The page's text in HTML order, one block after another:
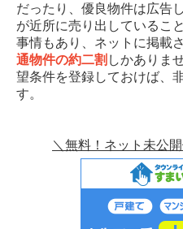
だったり、優良物件は広告
が近所に売り出しているこ
事情もあり、ネットに掲載
通物件の約二割 しかありま
望条件を登録しておけば、
す。
＼無料！ネット未公